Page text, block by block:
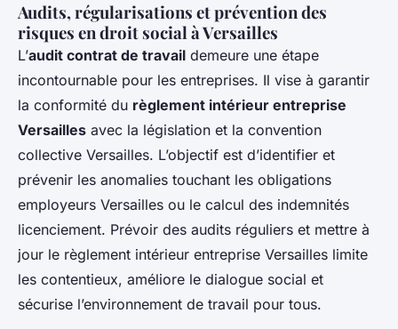
Audits, régularisations et prévention des
risques en droit social à Versailles
L’audit contrat de travail demeure une étape
incontournable pour les entreprises. Il vise à garantir
la conformité du règlement intérieur entreprise
Versailles avec la législation et la convention
collective Versailles. L’objectif est d’identifier et
prévenir les anomalies touchant les obligations
employeurs Versailles ou le calcul des indemnités
licenciement. Prévoir des audits réguliers et mettre à
jour le règlement intérieur entreprise Versailles limite
les contentieux, améliore le dialogue social et
sécurise l’environnement de travail pour tous.